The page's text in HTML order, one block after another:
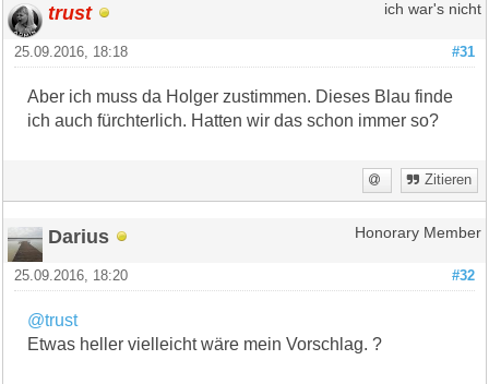
trust ich war's nicht
#31
25.09.2016, 18:18
Aber ich muss da Holger zustimmen. Dieses Blau finde
ich auch fürchterlich. Hatten wir das schon immer so?
Zitieren
Darius Honorary Member
#32
25.09.2016, 18:20
@trust
Etwas heller vielleicht wäre mein Vorschlag. ?